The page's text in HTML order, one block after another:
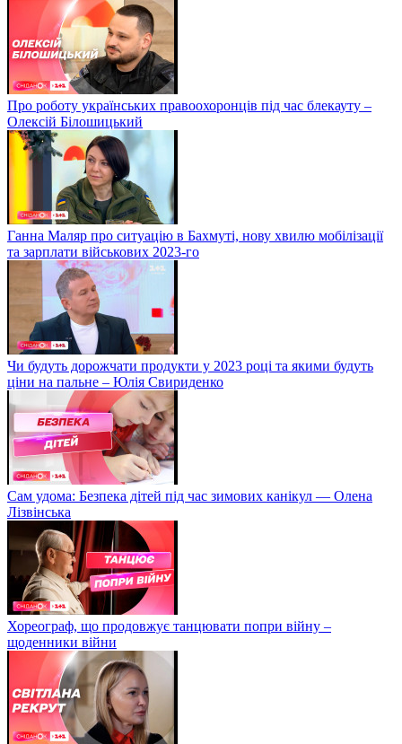
Про роботу українських правоохоронців під час блекауту –
Олексій Білошицький
Ганна Маляр про ситуацію в Бахмуті, нову хвилю мобілізації
та зарплати військових 2023-го
Чи будуть дорожчати продукти у 2023 році та якими будуть
ціни на пальне – Юлія Свириденко
Сам удома: Безпека дітей під час зимових канікул — Олена
Лізвінська
Хореограф, що продовжує танцювати попри війну –
щоденники війни